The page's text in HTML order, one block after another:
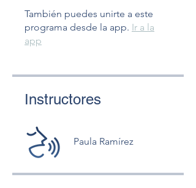
También puedes unirte a este
programa desde la app. Ir a la
app
Instructores
Paula Ramírez